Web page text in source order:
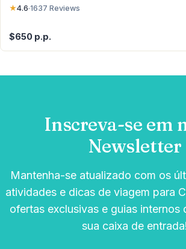
★4.6·1637 Reviews
$650 p.p.
Inscreva-se em
Newsletter
Mantenha-se atualizado com os
atividades e dicas de viagem para
ofertas exclusivas e guias internos
sua caixa de entrada!